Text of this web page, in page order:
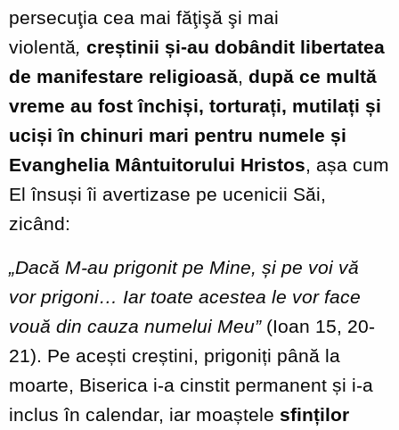
persecuţia cea mai făţişă şi mai
violentă, creștinii și-au dobândit libertatea
de manifestare religioasă, după ce multă
vreme au fost închiși, torturați, mutilați și
uciși în chinuri mari pentru numele și
Evanghelia Mântuitorului Hristos, așa cum
El însuși îi avertizase pe ucenicii Săi,
zicând:
„Dacă M‐au prigonit pe Mine, și pe voi vă
vor prigoni… Iar toate acestea le vor face
vouă din cauza numelui Meu” (Ioan 15, 20-
21). Pe acești creștini, prigoniți până la
moarte, Biserica i-a cinstit permanent și i-a
inclus în calendar, iar moaștele sfinților